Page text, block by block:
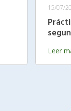
15/07/
Leer